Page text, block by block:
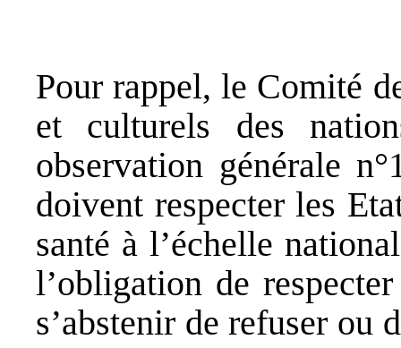
Pour rappel, le Comité
et culturels des
observation générale
doivent respecter les
santé à l’échelle
l’obligation de
s’abstenir de refuser ou